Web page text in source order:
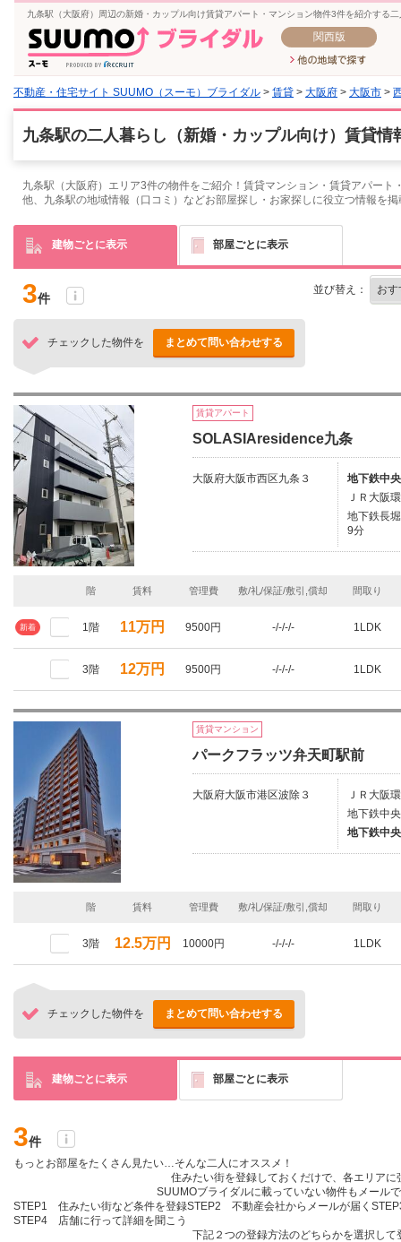
九条駅（大阪府）周辺の新婚・カップル向け賃貸アパート・マンション物件3件を紹介する
関西版
不動産・住宅サイト SUUMO（スーモ）ブライダル > 賃貸 > 大阪府 > 大阪市 >
九条駅の二人暮らし（新婚・カップル向け）賃貸情
九条駅（大阪府）エリア3件の物件をご紹介！賃貸マンション・賃貸アパー
他、九条駅の地域情報（口コミ）などお部屋探し・お家探しに役立つ情報を
建物ごとに表示 部屋ごとに表示
3件
並び替え：
チェックした物件を まとめて問い合わせする
賃貸アパート
SOLASIAresidence九条
大阪府大阪市西区九条３
地下鉄中
ＪＲ大阪
地下鉄長
9分
階 賃料 管理費 敷/礼/保証/敷引,償却 間取り
新着 1階 11万円 9500円 -/-/-/- 1LDK
3階 12万円 9500円 -/-/-/- 1LDK
賃貸マンション
パークフラッツ弁天町駅前
大阪府大阪市港区波除３
ＪＲ大阪
地下鉄中
地下鉄中
階 賃料 管理費 敷/礼/保証/敷引,償却 間取り
3階 12.5万円 10000円 -/-/-/- 1LDK
チェックした物件を まとめて問い合わせする
建物ごとに表示 部屋ごとに表示
3件
もっとお部屋をたくさん見たい…そんな二人にオススメ！
住みたい街を登録しておくだけで、各エリアに
SUUMOブライダルに載っていない物件も メール
STEP1 住みたい街など条件を登録STEP2 不動産会社からメールが届く
STEP4 店舗に行って詳細を聞こう
下記２つの登録方法のどちらかを選択して